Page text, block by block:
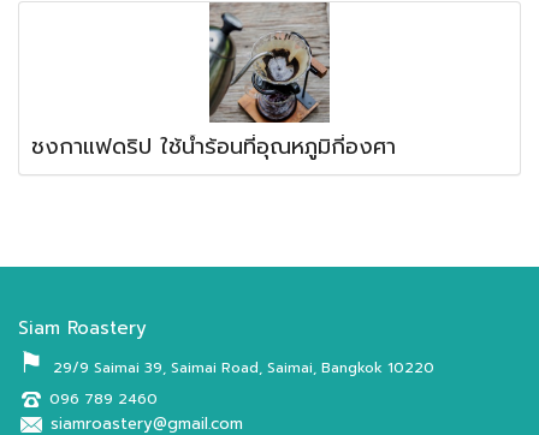
ชงกาแฟดริป ใช้น้ำร้อนที่อุณหภูมิกี่องศา
Siam Roastery
⚑
29/9 Saimai 39, Saimai Road, Saimai, Bangkok 10220
096 789 2460
siamroastery@gmail.com